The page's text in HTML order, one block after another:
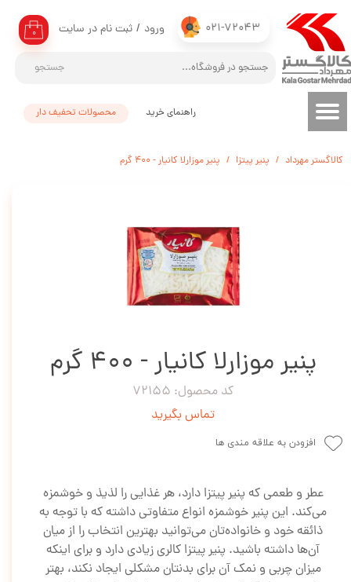
021-72043
جستجو
۰ ورود / ثبت نام در سایت
حساب کاربری من
تغییر گذر واژه
سفارشات
محصولات تحفیف دار راهنمای خرید
کالاگستر مهرداد پنیر پیتزا پنیر موزارلا کانیار - 400 گرم
پنیر موزارلا کانیار - 400 گرم
کد محصول: 72155
تماس بگیرید
افزودن به علاقه مندی ها
عطر و طعمی که پنیر پیتزا دارد، هر غذایی را لذیذ و خوشمزه
می‌کند. این پنیر خوشمزه انواع متفاوتی داشته که با توجه به
ذائقه خود و خانواده‌تان می‌توانید بهترین انتخاب را از میان
آن‌ها داشته باشید. پنیر پیتزا کالری زیادی دارد و برای اینکه
میزان چربی و نمک آن برای بدنتان مشکلی ایجاد نکند، بهتر